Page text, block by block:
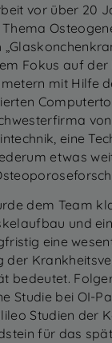
vor über 20
Fokus auf der
mit Hilfe
eine
etwas
dem Team
und
eine
der
bedeutet.
Studie bei OI-
Studien der
für das